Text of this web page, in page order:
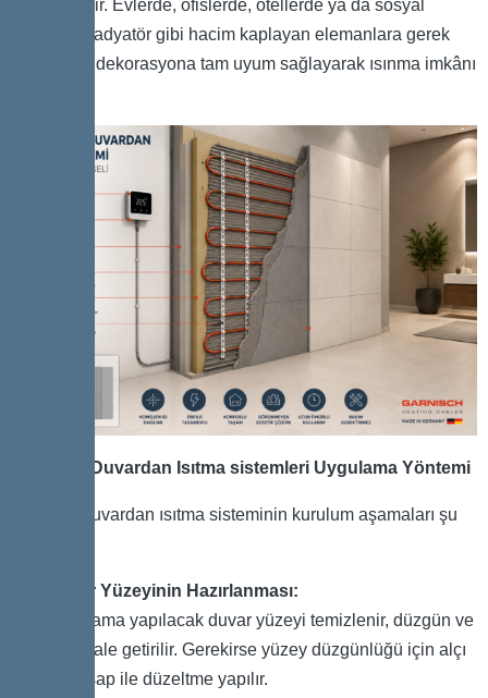
kullanılabilir. Evlerde, ofislerde, otellerde ya da sosyal
alanlarda radyatör gibi hacim kaplayan elemanlara gerek
kalmadan, dekorasyona tam uyum sağlayarak ısınma imkânı
Elektrikli Duvardan Isıtma sistemleri Uygulama Yöntemi
Elektrikli duvardan ısıtma sisteminin kurulum aşamaları şu
Duvar Yüzeyinin Hazırlanması:
Uygulama yapılacak duvar yüzeyi temizlenir, düzgün ve
kuru hale getirilir. Gerekirse yüzey düzgünlüğü için alçı
veya şap ile düzeltme yapılır.